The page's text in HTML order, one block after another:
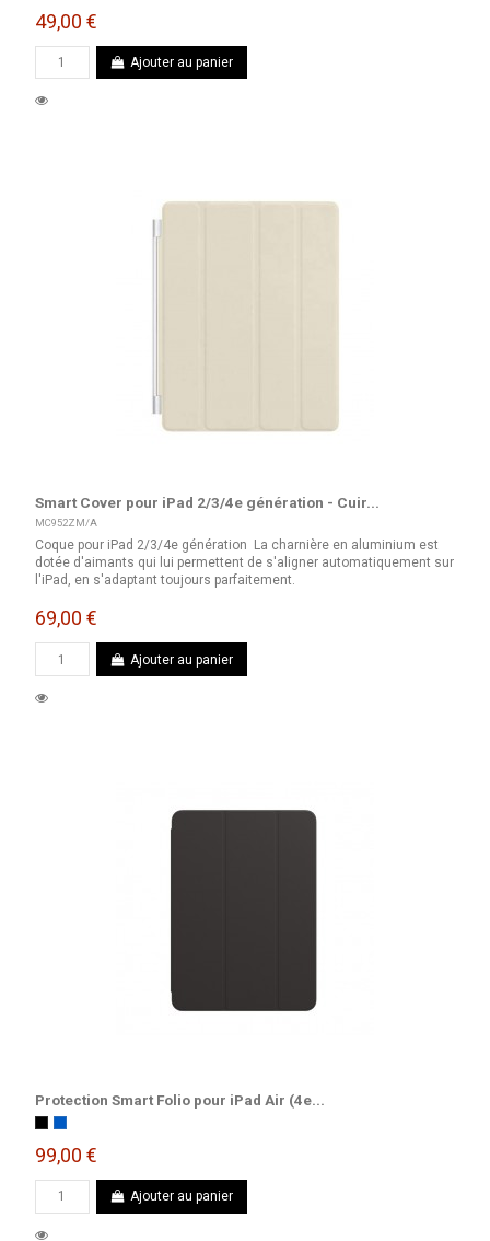
49,00 €
Ajouter au panier
Smart Cover pour iPad 2/3/4e génération - Cuir...
MC952ZM/A
Coque pour iPad 2/3/4e génération La charnière en aluminium est
dotée d'aimants qui lui permettent de s'aligner automatiquement sur
l'iPad, en s'adaptant toujours parfaitement.
69,00 €
Ajouter au panier
Protection Smart Folio pour iPad Air (4e...
NoirBleu marine
99,00 €
Ajouter au panier